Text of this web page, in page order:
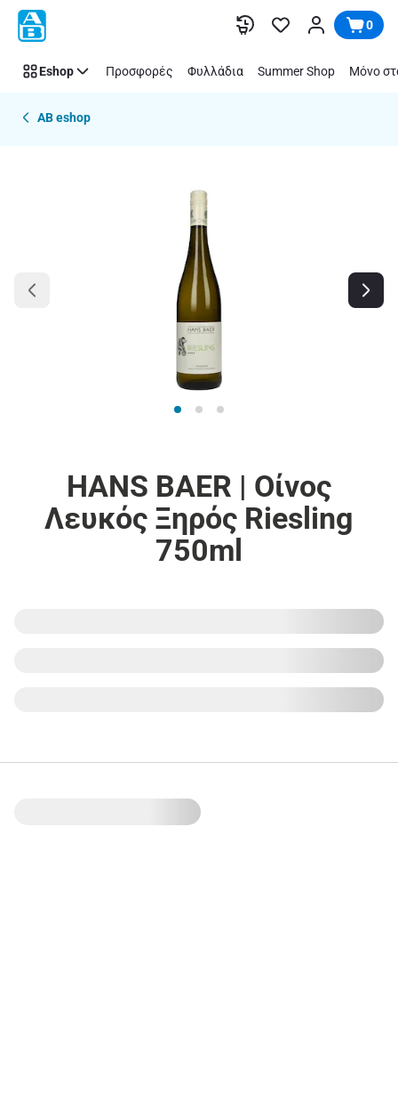
Παράλειψη 0
Eshop Προσφορές Φυλλάδια Summer Shop Μόνο
AB eshop
HANS BAER | Οίνος
Λευκός Ξηρός Riesling
750ml